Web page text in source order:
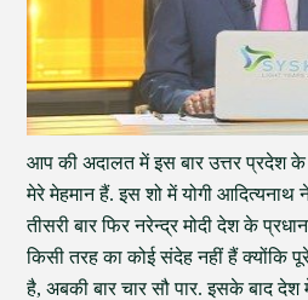
आप की अदालत में इस बार उत्तर प्रदेश के
मेरे मेहमान हैं. इस शो में योगी
तीसरी बार फिर नरेन्द्र मोदी देश के
किसी तरह का कोई संदेह नहीं हैं क्योंकि
है, अबकी बार चार सौ पार. इसके बाद